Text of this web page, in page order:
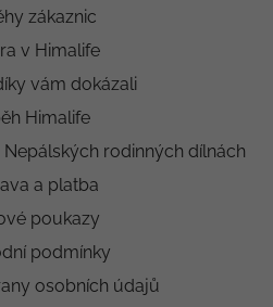
zákaznic
v Himalife
vám dokázali
Himalife
rodinných dílnách
a platba
poukazy
podmínky
osobních údajů